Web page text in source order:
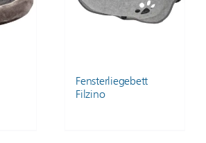
Fensterliegebett
Filzino